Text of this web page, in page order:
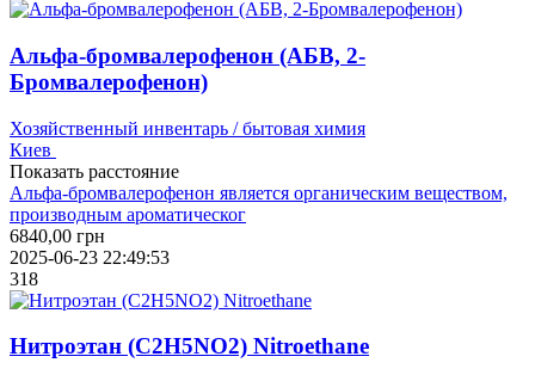
Альфа-бромвалерофенон (АБВ, 2-
Бромвалерофенон)
Хозяйственный инвентарь / бытовая химия
Киев
Показать расстояние
Альфа-бромвалерофенон является органическим веществом,
производным ароматическог
6840,00 грн
2025-06-23 22:49:53
318
Нитроэтан (C2H5NO2) Nitroethane